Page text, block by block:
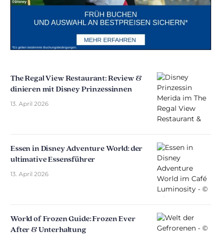
The Regal View Restaurant: Review &
dinieren mit Disney Prinzessinnen
13. April 2026
Essen in Disney Adventure World: der
ultimative Essensführer
13. April 2026
World of Frozen Guide: Frozen Ever
After & Unterhaltung